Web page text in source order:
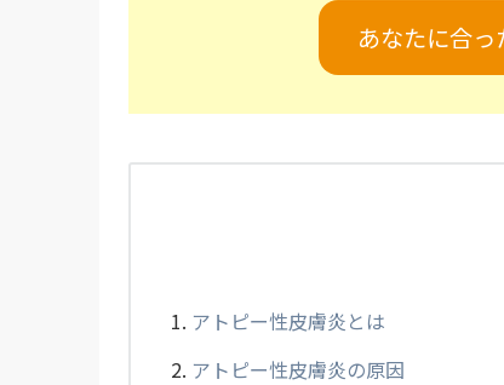
あなたに合
アトピー性皮膚炎とは
アトピー性皮膚炎の原因